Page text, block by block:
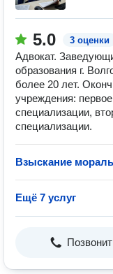
5.0 3 оценки
Адвокат.
образования г.
более 20 лет.
учреждения:
специализации,
специализации.
Взыскание
Ещё 7 услуг